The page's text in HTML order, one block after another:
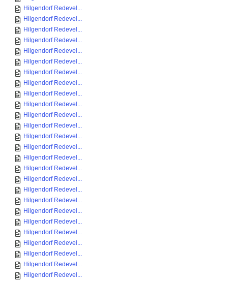
Hilgendorf Redevel...
Hilgendorf Redevel...
Hilgendorf Redevel...
Hilgendorf Redevel...
Hilgendorf Redevel...
Hilgendorf Redevel...
Hilgendorf Redevel...
Hilgendorf Redevel...
Hilgendorf Redevel...
Hilgendorf Redevel...
Hilgendorf Redevel...
Hilgendorf Redevel...
Hilgendorf Redevel...
Hilgendorf Redevel...
Hilgendorf Redevel...
Hilgendorf Redevel...
Hilgendorf Redevel...
Hilgendorf Redevel...
Hilgendorf Redevel...
Hilgendorf Redevel...
Hilgendorf Redevel...
Hilgendorf Redevel...
Hilgendorf Redevel...
Hilgendorf Redevel...
Hilgendorf Redevel...
Hilgendorf Redevel...